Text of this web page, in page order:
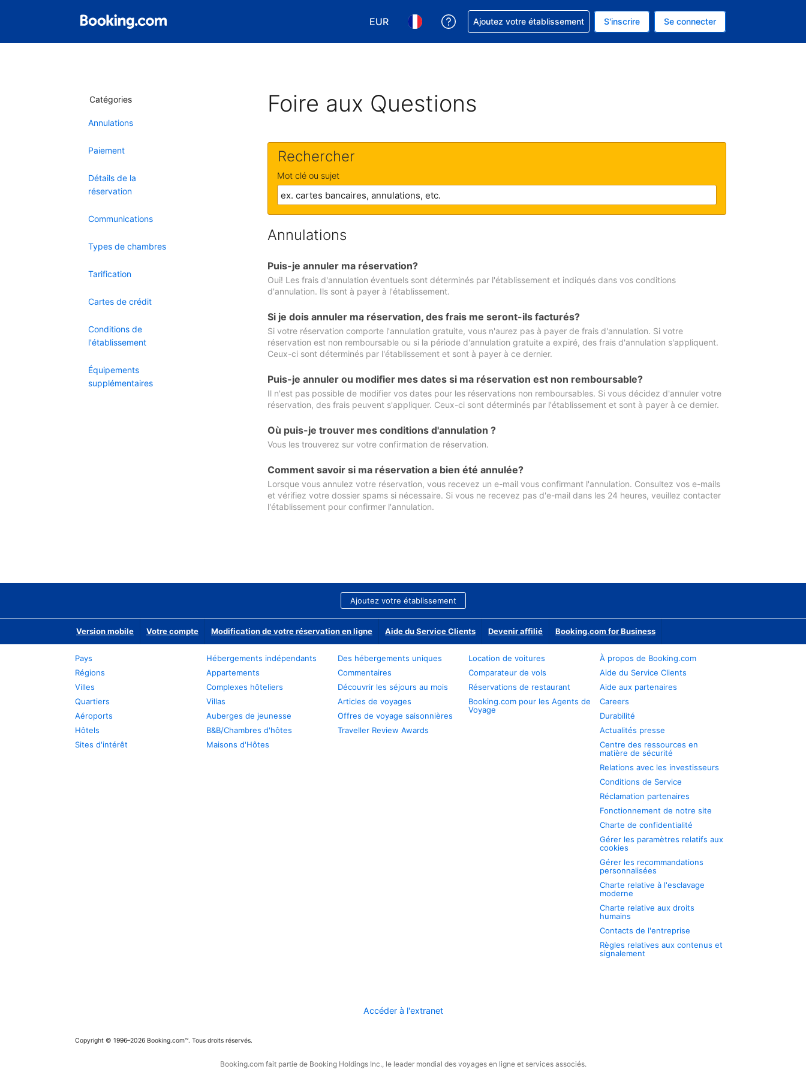
EUR
Choisissez votre devise. Votre devise actuelle est celle-ci : EUR.
Choisissez votre langue. Votre langue actuelle est celle-ci : Français.
Obtenez de l'aide concernant votre réservation
Ajoutez votre établissement S'inscrire Se connecter
Catégories
Annulations
Paiement
Détails de la
réservation
Communications
Types de chambres
Tarification
Cartes de crédit
Conditions de
l'établissement
Équipements
supplémentaires
Foire aux Questions
Rechercher
Mot clé ou sujet
Annulations
Puis-je annuler ma réservation?
Oui! Les frais d'annulation éventuels sont déterminés par l'établissement et indiqués dans vos conditions
d'annulation. Ils sont à payer à l'établissement.
Si je dois annuler ma réservation, des frais me seront-ils facturés?
Si votre réservation comporte l'annulation gratuite, vous n'aurez pas à payer de frais d'annulation. Si votre
réservation est non remboursable ou si la période d'annulation gratuite a expiré, des frais d'annulation s'appliquent.
Ceux-ci sont déterminés par l'établissement et sont à payer à ce dernier.
Puis-je annuler ou modifier mes dates si ma réservation est non remboursable?
Il n'est pas possible de modifier vos dates pour les réservations non remboursables. Si vous décidez d'annuler votre
réservation, des frais peuvent s'appliquer. Ceux-ci sont déterminés par l'établissement et sont à payer à ce dernier.
Où puis-je trouver mes conditions d'annulation ?
Vous les trouverez sur votre confirmation de réservation.
Comment savoir si ma réservation a bien été annulée?
Lorsque vous annulez votre réservation, vous recevez un e-mail vous confirmant l'annulation. Consultez vos e-mails
et vérifiez votre dossier spams si nécessaire. Si vous ne recevez pas d'e-mail dans les 24 heures, veuillez contacter
l'établissement pour confirmer l'annulation.
Ajoutez votre établissement
Version mobile Votre compte Modification de votre réservation en ligne Aide du Service Clients Devenir affilié Booking.com for Business
Pays
Régions
Villes
Quartiers
Aéroports
Hôtels
Sites d'intérêt
Hébergements indépendants
Appartements
Complexes hôteliers
Villas
Auberges de jeunesse
B&B/Chambres d'hôtes
Maisons d'Hôtes
Des hébergements uniques
Commentaires
Découvrir les séjours au mois
Articles de voyages
Offres de voyage saisonnières
Traveller Review Awards
Location de voitures
Comparateur de vols
Réservations de restaurant
Booking.com pour les Agents de
Voyage
À propos de Booking.com
Aide du Service Clients
Aide aux partenaires
Careers
Durabilité
Actualités presse
Centre des ressources en
matière de sécurité
Relations avec les investisseurs
Conditions de Service
Réclamation partenaires
Fonctionnement de notre site
Charte de confidentialité
Gérer les paramètres relatifs aux
cookies
Gérer les recommandations
personnalisées
Charte relative à l'esclavage
moderne
Charte relative aux droits
humains
Contacts de l'entreprise
Règles relatives aux contenus et
signalement
Accéder à l'extranet
Copyright © 1996–2026 Booking.com™. Tous droits réservés.
Booking.com fait partie de Booking Holdings Inc., le leader mondial des voyages en ligne et services associés.